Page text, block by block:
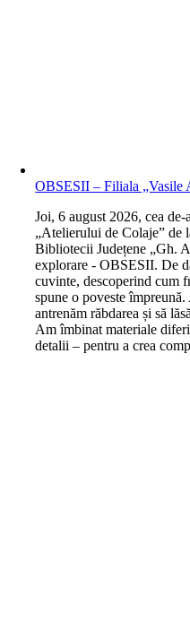
OBSESII – Filiala „Vasile
Joi, 6 august 2026, cea
„Atelierului de Colaje” de
Bibliotecii Județene „Gh.
explorare - OBSESII. De
cuvinte, descoperind cum
spune o poveste
antrenăm răbdarea și să
Am îmbinat materiale
detalii – pentru a crea